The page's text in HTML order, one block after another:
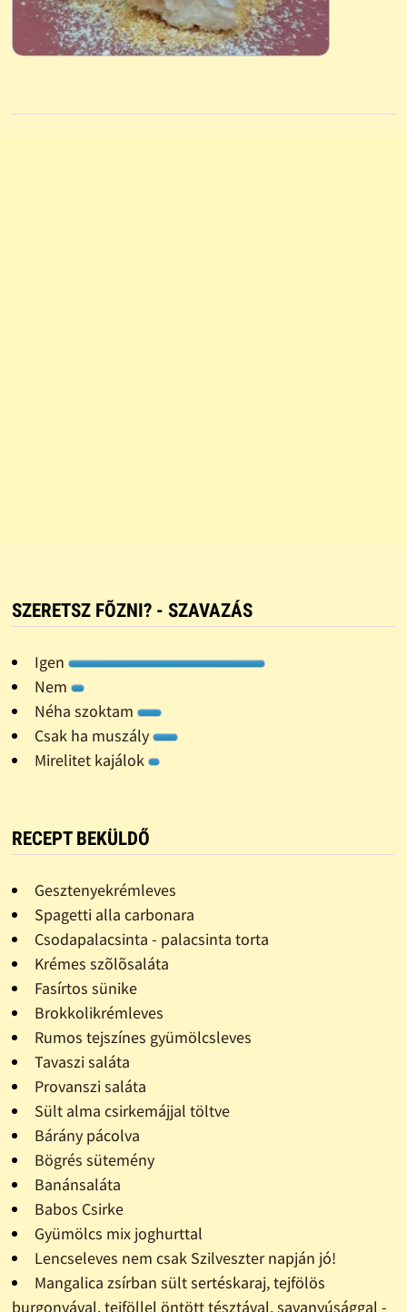
SZERETSZ FÕZNI? - SZAVAZÁS
Igen
Nem
Néha szoktam
Csak ha muszály
Mirelitet kajálok
RECEPT BEKÜLDŐ
Gesztenyekrémleves
Spagetti alla carbonara
Csodapalacsinta - palacsinta torta
Krémes szõlõsaláta
Fasírtos sünike
Brokkolikrémleves
Rumos tejszínes gyümölcsleves
Tavaszi saláta
Provanszi saláta
Sült alma csirkemájjal töltve
Bárány pácolva
Bögrés sütemény
Banánsaláta
Babos Csirke
Gyümölcs mix joghurttal
Lencseleves nem csak Szilveszter napján jó!
Mangalica zsírban sült sertéskaraj, tejfölös
burgonyával, tejföllel öntött tésztával, savanyúsággal -